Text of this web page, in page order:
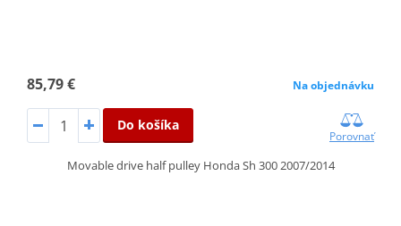
85,79 € Na objednávku
Do košíka
Porovnať
Movable drive half pulley Honda Sh 300 2007/2014